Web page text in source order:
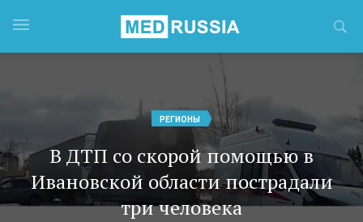
РЕГИОНЫ
В ДТП со скорой помощью в
Ивановской области пострадали
три человека